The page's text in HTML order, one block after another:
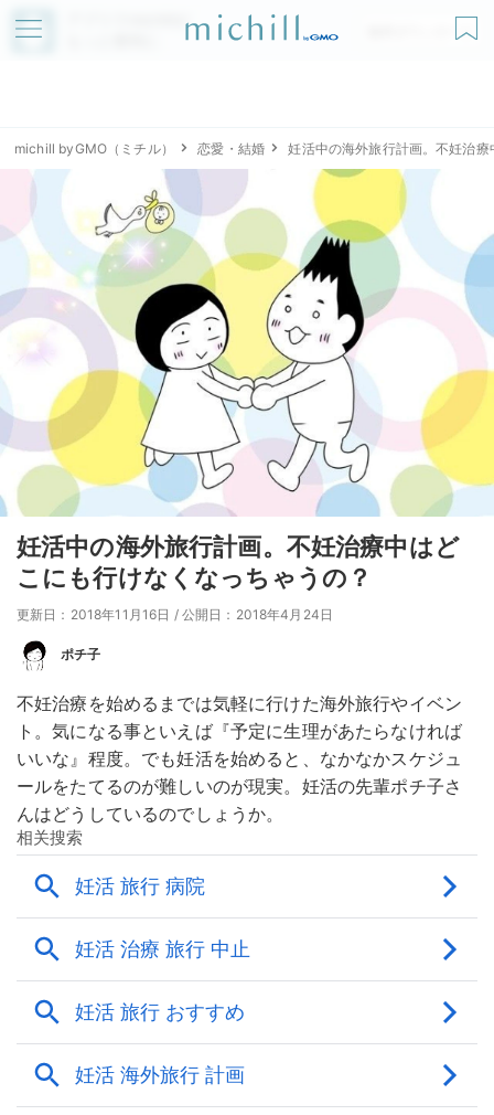
アプリでmichillが
無料ダウンロード
michill byGMO（ミチル） 恋愛・結婚 妊活中の海外旅行計画。不妊治
妊活中の海外旅行計画。不妊治療中はど
こにも行けなくなっちゃうの？
更新日：2018年11月16日 / 公開日：2018年4月24日
ポチ子
不妊治療を始めるまでは気軽に行けた海外旅行やイベン
ト。気になる事といえば『予定に生理があたらなければ
いいな』程度。でも妊活を始めると、なかなかスケジュ
ールをたてるのが難しいのが現実。妊活の先輩ポチ子さ
んはどうしているのでしょうか。